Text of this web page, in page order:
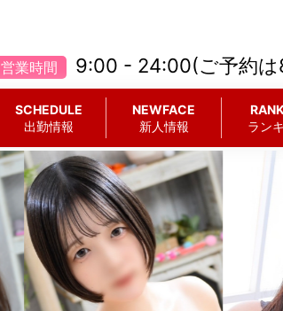
営業時間 9:00 - 24:00(ご予約は
SCHEDULE
出勤情報
NEWFACE
新人情報
ラン